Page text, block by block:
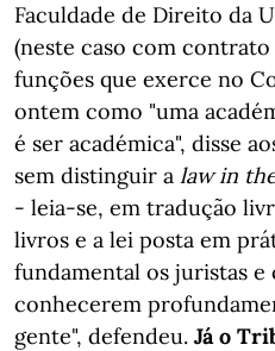
Faculdade de Direito da
(neste caso com contrato
funções que exerce no
ontem como "uma
é ser académica", disse
sem distinguir a law in
- leia-se, em tradução
livros e a lei posta em
fundamental os juristas
conhecerem
gente", defendeu. Já o